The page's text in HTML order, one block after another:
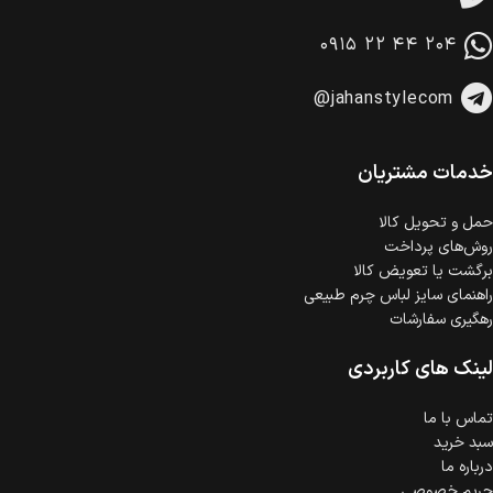
در هنگام خرید محصول، امکان انتخاب پرداخت در محل
وجود دارد.
خرید اقساطی با شرایط آسان و بدون ضامن امکان‌پذیر
است.
گارانتی معتبر برای تمامی محصولات ارائه می‌شود.
۰۹۱۵ ۲۲ ۴۴ ۲۰۴
@jahanstylecom
خدمات مشتریان
حمل‌ و تحویل کالا
روش‌های پرداخت
برگشت یا تعویض کالا
راهنمای سایز لباس چرم طبیعی
رهگیری سفارشات
لینک های کاربردی
تماس با ما
سبد خرید
درباره ما